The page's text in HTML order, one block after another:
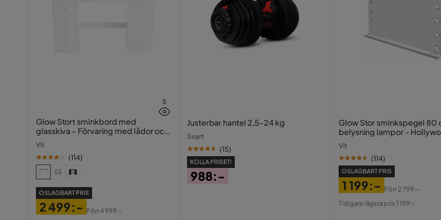
5
Glow Stort sminkbord med
glasskiva - Förvaring med lådor och
Vit
(114)
OSLAGBART PRIS
2 499:-
Förr4 999:-
Justerbar hantel 2,5-24 kg
Svart
(15)
KOLLA PRISET!
988:-
Glow Stor sminkspegel 80
belysning lampor -
spegel med USB-charging
Vit
(114)
OSLAGBART PRIS
Pris
1 199:-
Original
Förr2 799:-
Tidigare lägsta pris 1 199:-